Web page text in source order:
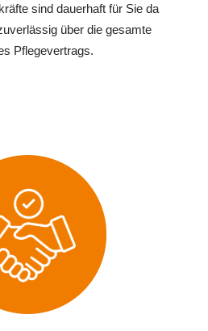
sind dauerhaft für Sie da
über die gesamte
Pflegevertrags.